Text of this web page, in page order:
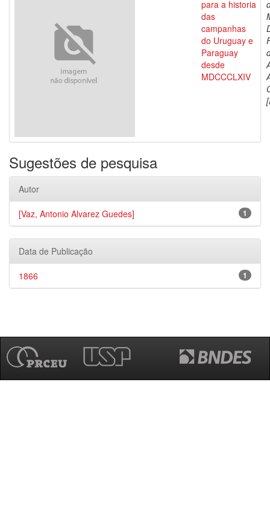
para a historia
das
campanhas
do Uruguay e
Paraguay
desde
MDCCCLXIV
Sugestões de pesquisa
Autor
1
[Vaz, Antonio Alvarez Guedes]
Data de Publicação
1
1866